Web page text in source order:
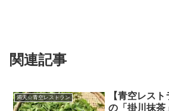
関連記事
満天☆青空レストラン
【青空レス
の「掛川抹茶